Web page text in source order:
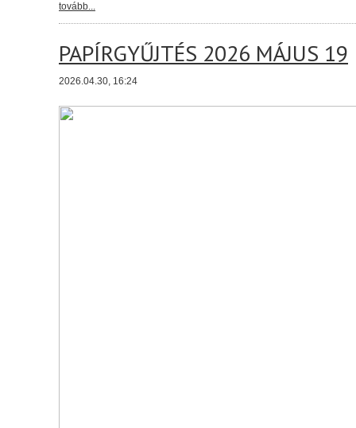
tovább...
PAPÍRGYŰJTÉS 2026 MÁJUS 19
2026.04.30, 16:24